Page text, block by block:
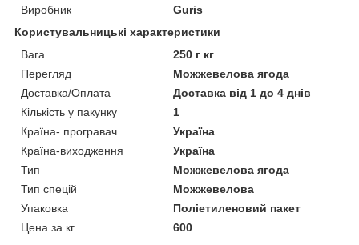
Виробник
Guris
Користувальницькі характеристики
Вага
250 г кг
Перегляд
Можжевелова ягода
Доставка/Оплата
Доставка від 1 до 4 днів
Кількість у пакунку
1
Країна- програвач
Україна
Країна-виходження
Україна
Тип
Можжевелова ягода
Тип спецій
Можжевелова
Упаковка
Поліетиленовий пакет
Цена за кг
600